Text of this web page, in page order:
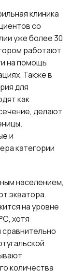
клиника
со
уже более 30
работают
на помощь
Также в
для
как
делают
и
категории
населением,
экватора.
на уровне
хотя
количества